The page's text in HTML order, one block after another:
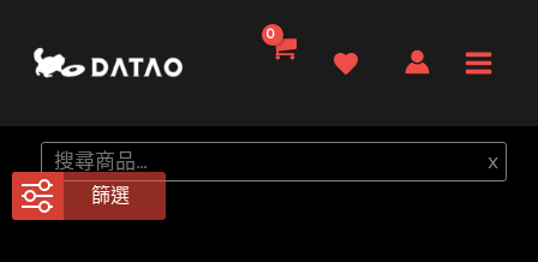
要
內
Menu
搜
尋
x
篩選